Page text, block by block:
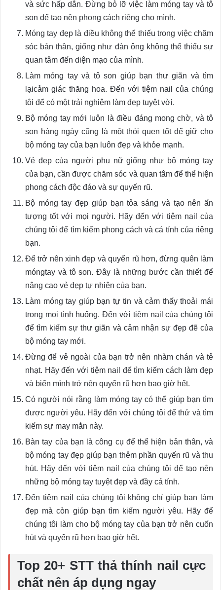
và sức hấp dẫn. Đừng bỏ lỡ việc làm móng tay và tô
son để tạo nên phong cách riêng cho mình.
Móng tay đẹp là điều không thể thiếu trong việc chăm
sóc bản thân, giống như đàn ông không thể thiếu sự
quan tâm đến diện mạo của mình.
Làm móng tay và tô son giúp bạn thư giãn và tìm
lạicảm giác thăng hoa. Đến với tiệm nail của chúng
tôi để có một trải nghiệm làm đẹp tuyệt vời.
Bộ móng tay mới luôn là điều đáng mong chờ, và tô
son hàng ngày cũng là một thói quen tốt để giữ cho
bộ móng tay của bạn luôn đẹp và khỏe mạnh.
Vẻ đẹp của người phụ nữ giống như bộ móng tay
của bạn, cần được chăm sóc và quan tâm để thể hiện
phong cách độc đáo và sự quyến rũ.
Bộ móng tay đẹp giúp bạn tỏa sáng và tạo nên ấn
tượng tốt với mọi người. Hãy đến với tiệm nail của
chúng tôi để tìm kiếm phong cách và cá tính của riêng
bạn.
Để trở nên xinh đẹp và quyến rũ hơn, đừng quên làm
móngtay và tô son. Đây là những bước cần thiết để
nâng cao vẻ đẹp tự nhiên của bạn.
Làm móng tay giúp bạn tự tin và cảm thấy thoải mái
trong mọi tình huống. Đến với tiệm nail của chúng tôi
để tìm kiếm sự thư giãn và cảm nhận sự đẹp đẽ của
bộ móng tay mới.
Đừng để vẻ ngoài của bạn trở nên nhàm chán và tẻ
nhạt. Hãy đến với tiệm nail để tìm kiếm cách làm đẹp
và biến mình trở nên quyến rũ hơn bao giờ hết.
Có người nói rằng làm móng tay có thể giúp bạn tìm
được người yêu. Hãy đến với chúng tôi để thử và tìm
kiếm sự may mắn này.
Bàn tay của bạn là công cụ để thể hiện bản thân, và
bộ móng tay đẹp giúp bạn thêm phần quyến rũ và thu
hút. Hãy đến với tiệm nail của chúng tôi để tạo nên
những bộ móng tay tuyệt đẹp và đầy cá tính.
Đến tiệm nail của chúng tôi không chỉ giúp bạn làm
đẹp mà còn giúp bạn tìm kiếm người yêu. Hãy để
chúng tôi làm cho bộ móng tay của bạn trở nên cuốn
hút và quyến rũ hơn bao giờ hết.
Top 20+ STT thả thính nail cực
chất nên áp dụng ngay